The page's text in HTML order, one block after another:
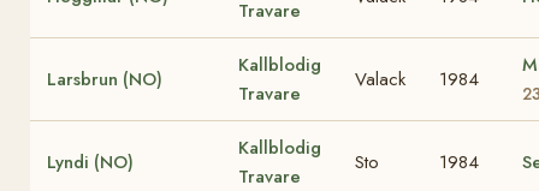
Travare
Larsbrun (NO)
Kallblodig
Travare
Valack 1984
Lyndi (NO)
Kallblodig
Travare
Sto 1984